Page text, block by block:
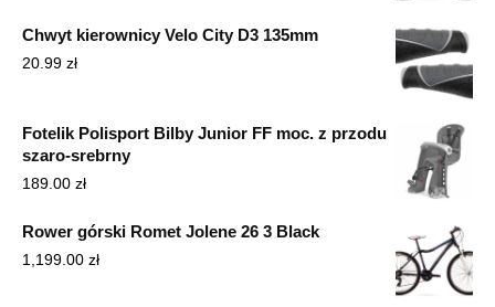
Chwyt kierownicy Velo City D3 135mm
20.99 zł
Fotelik Polisport Bilby Junior FF moc. z przodu
szaro-srebrny
189.00 zł
Rower górski Romet Jolene 26 3 Black
1,199.00 zł